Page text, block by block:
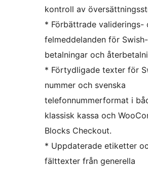
kontroll av
* Förbättrade validerings-
felmeddelanden för Swish-
betalningar och
* Förtydligade texter för
nummer och svenska
telefonnummerformat i
klassisk kassa och
Blocks Checkout.
* Uppdaterade etiketter
fälttexter från generella